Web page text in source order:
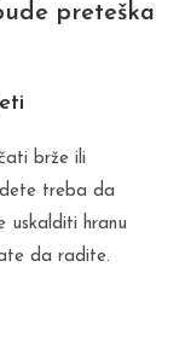
preteška
brže ili
treba da
uskalditi hranu
da radite.